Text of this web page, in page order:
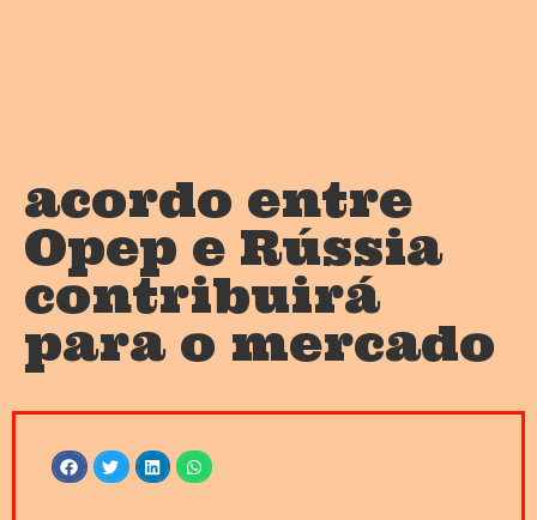
acordo entre
Opep e Rússia
contribuirá
para o mercado